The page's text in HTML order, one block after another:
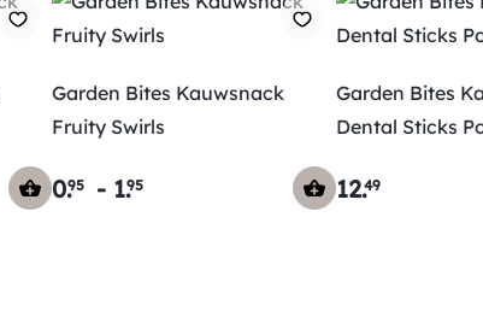
Garden Bites Kauwsnack
Fruity Swirls
0.95 - 1.95
Garden Bites
Dental Sticks
12.49